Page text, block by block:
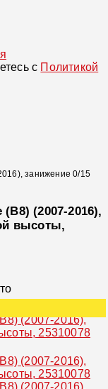
с Политикой
занижение 0/15
(2007-2016),
высоты,